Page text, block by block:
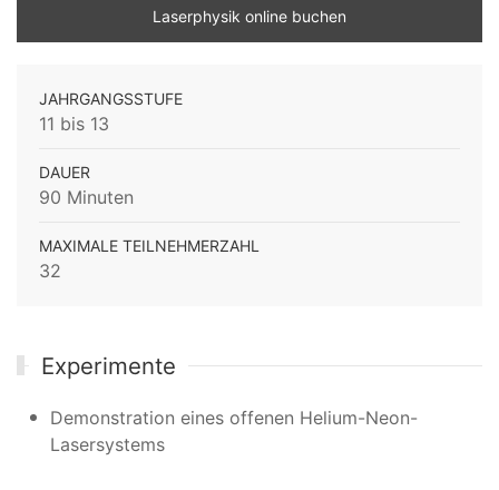
Laserphysik online buchen
JAHRGANGSSTUFE
11 bis 13
DAUER
90 Minuten
MAXIMALE TEILNEHMERZAHL
32
Experimente
Demonstration eines offenen Helium-Neon-
Lasersystems